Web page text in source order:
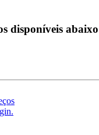
disponíveis